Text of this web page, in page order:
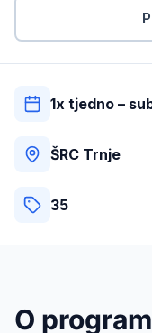
1x tjedno –
ŠRC Trnje
35
O